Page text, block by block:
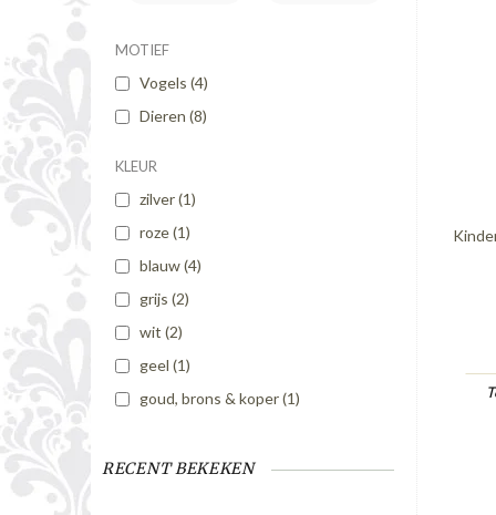
MOTIEF
Vogels (4)
Dieren (8)
KLEUR
zilver(1)
roze(1)
blauw(4)
grijs (2)
wit (2)
geel (1)
goud, brons & koper(1)
RECENT BEKEKEN